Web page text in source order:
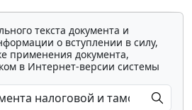
текста документа и
о вступлении в силу,
применения документа,
в Интернет-версии системы